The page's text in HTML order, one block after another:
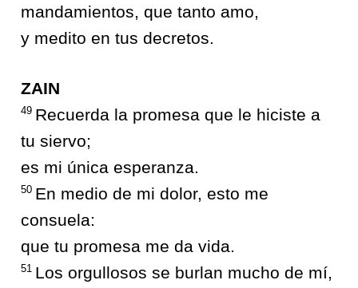
mandamientos, que tanto amo,
y medito en tus decretos.
ZAIN
49 Recuerda la promesa que le hiciste a
tu siervo;
es mi única esperanza.
50 En medio de mi dolor, esto me
consuela:
que tu promesa me da vida.
51 Los orgullosos se burlan mucho de mí,